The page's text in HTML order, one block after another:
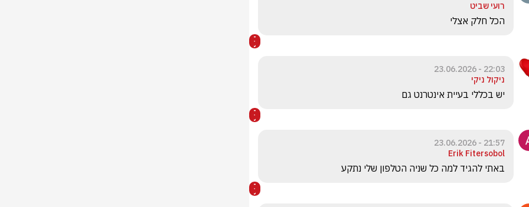
רועי שביט
הכל חלק אצלי
22:03 - 23.06.2026
ניקול ניקי
יש בכללי בעיית אינטרנט גם
21:57 - 23.06.2026
Erik Fitersobol
באתי להגיד למה כל שניה הטלפון שלי נתקע